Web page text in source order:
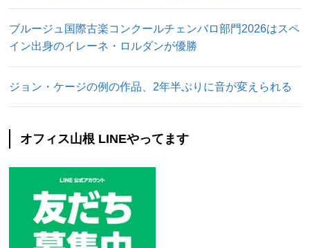
ブルージュ国際古楽コンクールチェンバロ部門2026はスペ
イン出身のイレーネ・ロルダンが優勝
ジョン・ケージの例の作品、2年半ぶりに音が変えられる
オフィス山根 LINEやってます